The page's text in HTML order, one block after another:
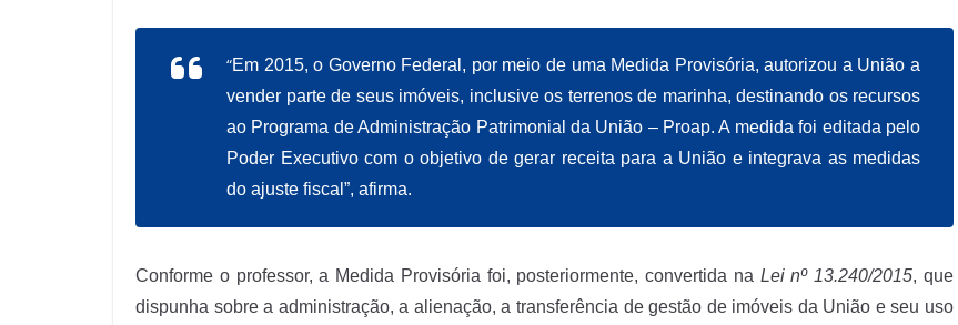
“Em 2015, o Governo Federal, por meio de uma Medida Provisória, autorizou a União a
vender parte de seus imóveis, inclusive os terrenos de marinha, destinando os recursos
ao Programa de Administração Patrimonial da União – Proap. A medida foi editada pelo
Poder Executivo com o objetivo de gerar receita para a União e integrava as medidas
do ajuste fiscal”, afirma.
Conforme o professor, a Medida Provisória foi, posteriormente, convertida na Lei nº 13.240/2015, que
dispunha sobre a administração, a alienação, a transferência de gestão de imóveis da União e seu uso